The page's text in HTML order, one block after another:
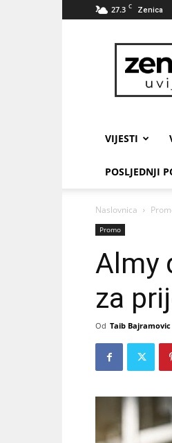
27.3 C Zenica
VIJESTI
POSLJEDNJI
Naslovnica
Promo
Almy
za
Od Taib Bajramovic